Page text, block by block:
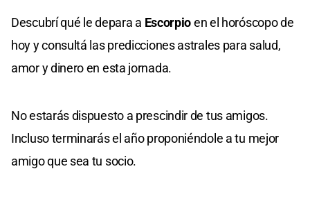
Descubrí qué le depara a Escorpioen el horóscopo de
hoy y consultá las predicciones astrales para salud,
amor y dinero en esta jornada.
No estarás dispuesto a prescindir de tus amigos.
Incluso terminarás el año proponiéndole a tu mejor
amigo que sea tu socio.